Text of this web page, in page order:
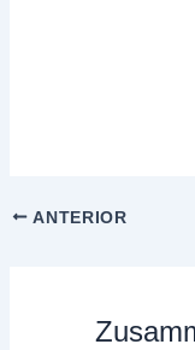
ANTERIOR